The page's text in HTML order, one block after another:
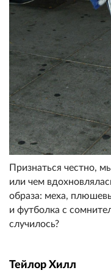
Признаться честно,
или чем
образа: меха,
и футболка с
случилось?
Тейлор Хилл